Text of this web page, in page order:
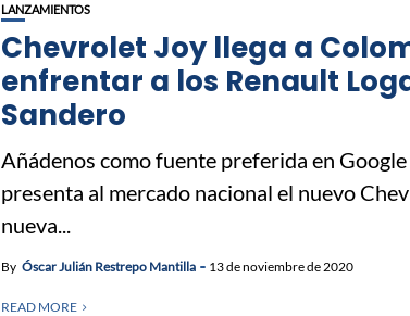
LANZAMIENTOS
Chevrolet Joy llega a
enfrentar a los Renault
Sandero
Añádenos como fuente preferida en
presenta al mercado nacional el nuevo
nueva...
By Óscar Julián Restrepo Mantilla 13 de noviembre de 2020
READ MORE